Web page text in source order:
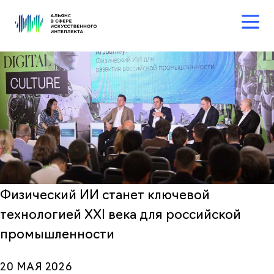
Физический ИИ станет ключевой
технологией XXI века для российской
промышленности
20 МАЯ 2026